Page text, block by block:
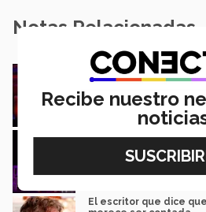
Notas Relacionadas
Música y teatro:
Fantasma de la Ópera
Mariajulia Valenzuela Preciado
De PrepaTec Qro al
Rafael Luna
El escritor que dice
Recibe nuestro